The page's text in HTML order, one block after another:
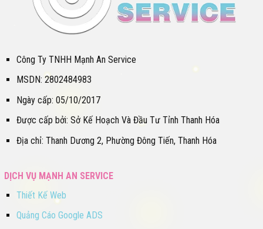
Công Ty TNHH Mạnh An Service
MSDN: 2802484983
Ngày cấp: 05/10/2017
Được cấp bởi: Sở Kế Hoạch Và Đầu Tư Tỉnh Thanh Hóa
Địa chỉ: Thanh Dương 2, Phường Đông Tiến, Thanh Hóa
DỊCH VỤ MẠNH AN SERVICE
Thiết Kế Web
Quảng Cáo Google ADS